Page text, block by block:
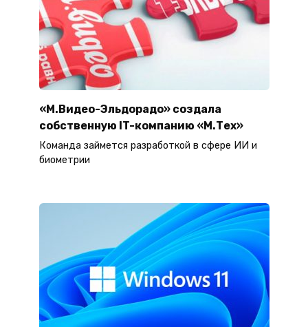
«М.Видео-Эльдорадо» создала
собственную IT-компанию «М.Тех»
Команда займется разработкой в сфере ИИ и
биометрии